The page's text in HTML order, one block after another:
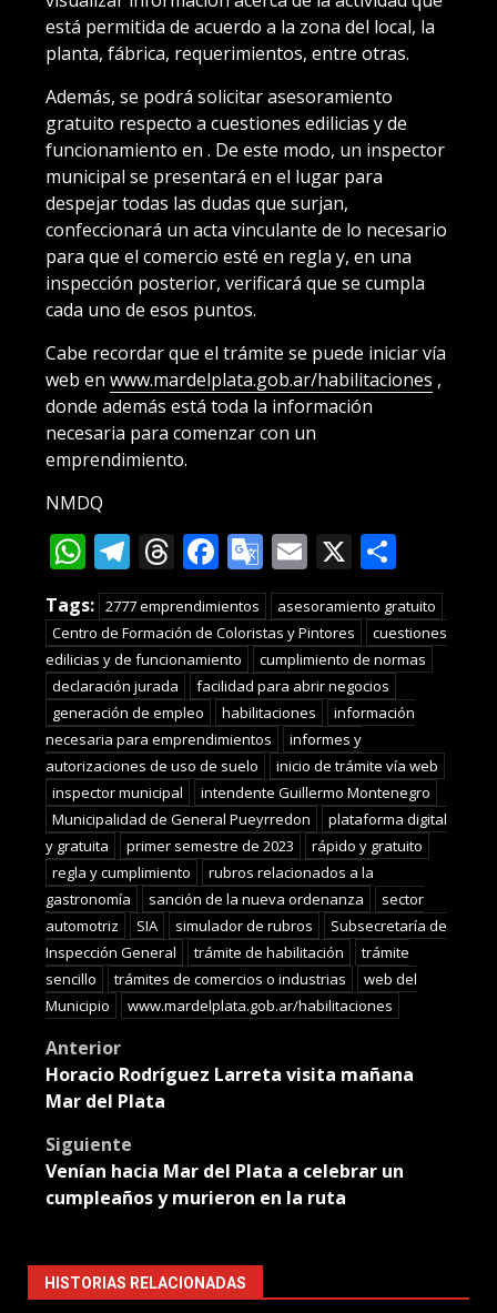
está permitida de acuerdo a la zona del local, la
planta, fábrica, requerimientos, entre otras.
Además, se podrá solicitar asesoramiento
gratuito respecto a cuestiones edilicias y de
funcionamiento en . De este modo, un inspector
municipal se presentará en el lugar para
despejar todas las dudas que surjan,
confeccionará un acta vinculante de lo necesario
para que el comercio esté en regla y, en una
inspección posterior, verificará que se cumpla
cada uno de esos puntos.
Cabe recordar que el trámite se puede iniciar vía
web en www.mardelplata.gob.ar/habilitaciones ,
donde además está toda la información
necesaria para comenzar con un
emprendimiento.
NMDQ
WhatsApp
Telegram
Threads
Facebook
Google
Translate
Email
X
Tags: 2777 emprendimientos
asesoramiento gratuito
Centro de Formación de Coloristas y Pintores
cuestiones
edilicias y de funcionamiento
cumplimiento de normas
declaración jurada
facilidad para abrir negocios
generación de empleo
habilitaciones
información
necesaria para emprendimientos
informes y
autorizaciones de uso de suelo
inicio de trámite vía web
inspector municipal
intendente Guillermo Montenegro
Municipalidad de General Pueyrredon
plataforma digital
y gratuita
primer semestre de 2023
rápido y gratuito
regla y cumplimiento
rubros relacionados a la
gastronomía
sanción de la nueva ordenanza
sector
automotriz
SIA simulador de rubros
Subsecretaría de
Inspección General
trámite de habilitación
trámite
sencillo
trámites de comercios o industrias
web del
Municipio
www.mardelplata.gob.ar/habilitaciones
Post
navigation
Anterior
Horacio Rodríguez Larreta visita mañana
Mar del Plata
Siguiente
Venían hacia Mar del Plata a celebrar un
cumpleaños y murieron en la ruta
HISTORIAS RELACIONADAS